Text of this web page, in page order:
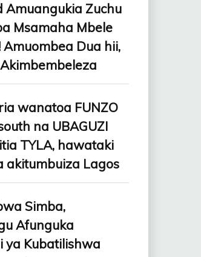
Amuangukia Zuchu
Msamaha Mbele
Amuombea Dua hii,
wanatoa FUNZO
na UBAGUZI
TYLA, hawataki
akitumbuiza Lagos
Simba,
Afunguka
ya Kubatilishwa